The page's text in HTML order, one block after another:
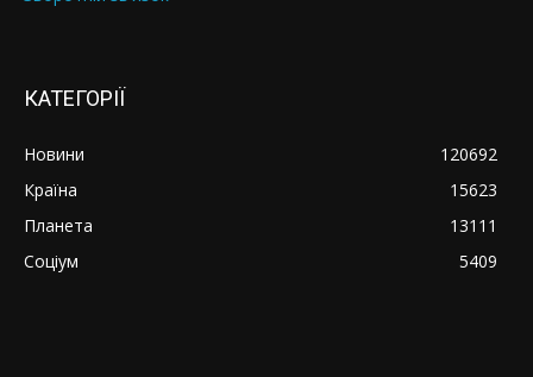
КАТЕГОРІЇ
Новини
120692
Країна
15623
Планета
13111
Соціум
5409